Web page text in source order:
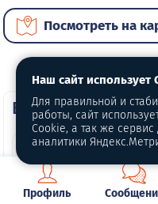
Посмотреть на
ВИП автомобили
Профиль
Наш сайт использует
Для правильной и
работы, сайт
Cookie, а так же
аналитики